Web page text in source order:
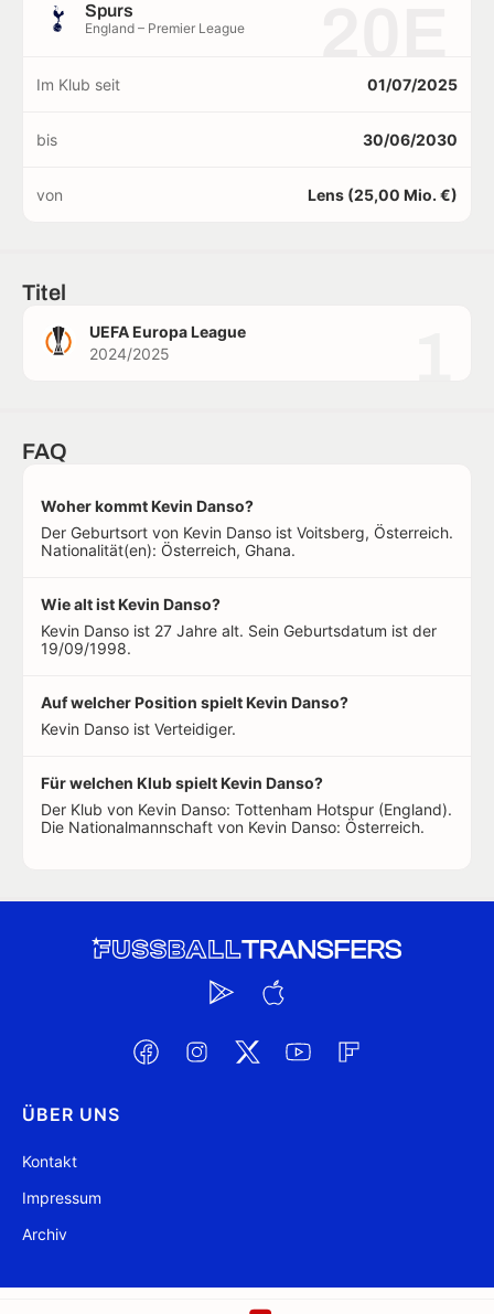
Spurs
England – Premier League
Im Klub seit 01/07/2025
bis 30/06/2030
von Lens (25,00 Mio. €)
Titel
UEFA Europa League
2024/2025
FAQ
Woher kommt Kevin Danso?
Der Geburtsort von Kevin Danso ist Voitsberg, Österreich.
Nationalität(en): Österreich, Ghana.
Wie alt ist Kevin Danso?
Kevin Danso ist 27 Jahre alt. Sein Geburtsdatum ist der
19/09/1998.
Auf welcher Position spielt Kevin Danso?
Kevin Danso ist Verteidiger.
Für welchen Klub spielt Kevin Danso?
Der Klub von Kevin Danso: Tottenham Hotspur (England).
Die Nationalmannschaft von Kevin Danso: Österreich.
ÜBER UNS
Kontakt
Impressum
Archiv